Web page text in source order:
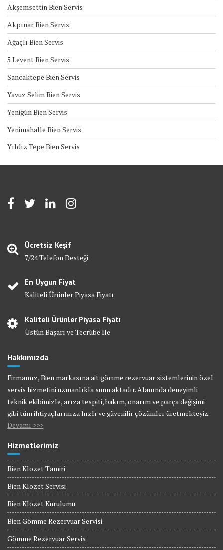
Akşemsettin Bien Servis
Akpınar Bien Servis
Ağaçlı Bien Servis
5 Levent Bien Servis
Sancaktepe Bien Servis
Yavuz Selim Bien Servis
Yenigün Bien Servis
Yenimahalle Bien Servis
Yıldız Tepe Bien Servis
Ücretsiz Keşif
7/24 Telefon Desteği
En Uygun Fiyat
Kaliteli Ürünler Piyasa Fiyatı
Kaliteli Ürünler Piyasa Fiyatı
Üstün Başarı ve Tecrübe İle
Hakkımızda
Firmamız, Bien markasına ait gömme rezervuar sistemlerinin özel
servis hizmetini uzmanlıkla sunmaktadır. Alanında deneyimli
teknik ekibimizle, arıza tespiti, bakım, onarım ve parça değişimi
gibi tüm ihtiyaçlarınıza hızlı ve güvenilir çözümler üretmekteyiz.
Devamı >>>
Hizmetlerimiz
Bien Klozet Tamiri
Bien Klozet Servisi
Bien Klozet Kurulumu
Bien Gömme Rezervuar Servisi
Gömme Rezervuar Servis